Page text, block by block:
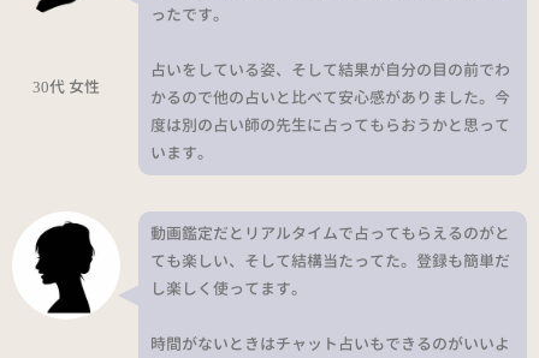
30代 女性
ったです。
占いをしている姿、そして結果が自分の目の前でわ
かるので他の占いと比べて安心感がありました。今
度は別の占い師の先生に占ってもらおうかと思って
います。
動画鑑定だとリアルタイムで占ってもらえるのがと
ても楽しい、そして結構当たってた。登録も簡単だ
し楽しく使ってます。
時間がないときはチャット占いもできるのがいいよ